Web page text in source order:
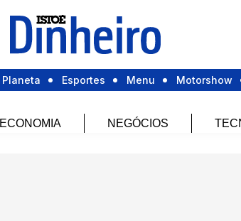
Planeta Esportes Menu Motorshow
ECONOMIA NEGÓCIOS